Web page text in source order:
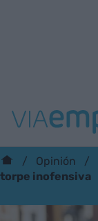
Opinión
torpe inofensiva